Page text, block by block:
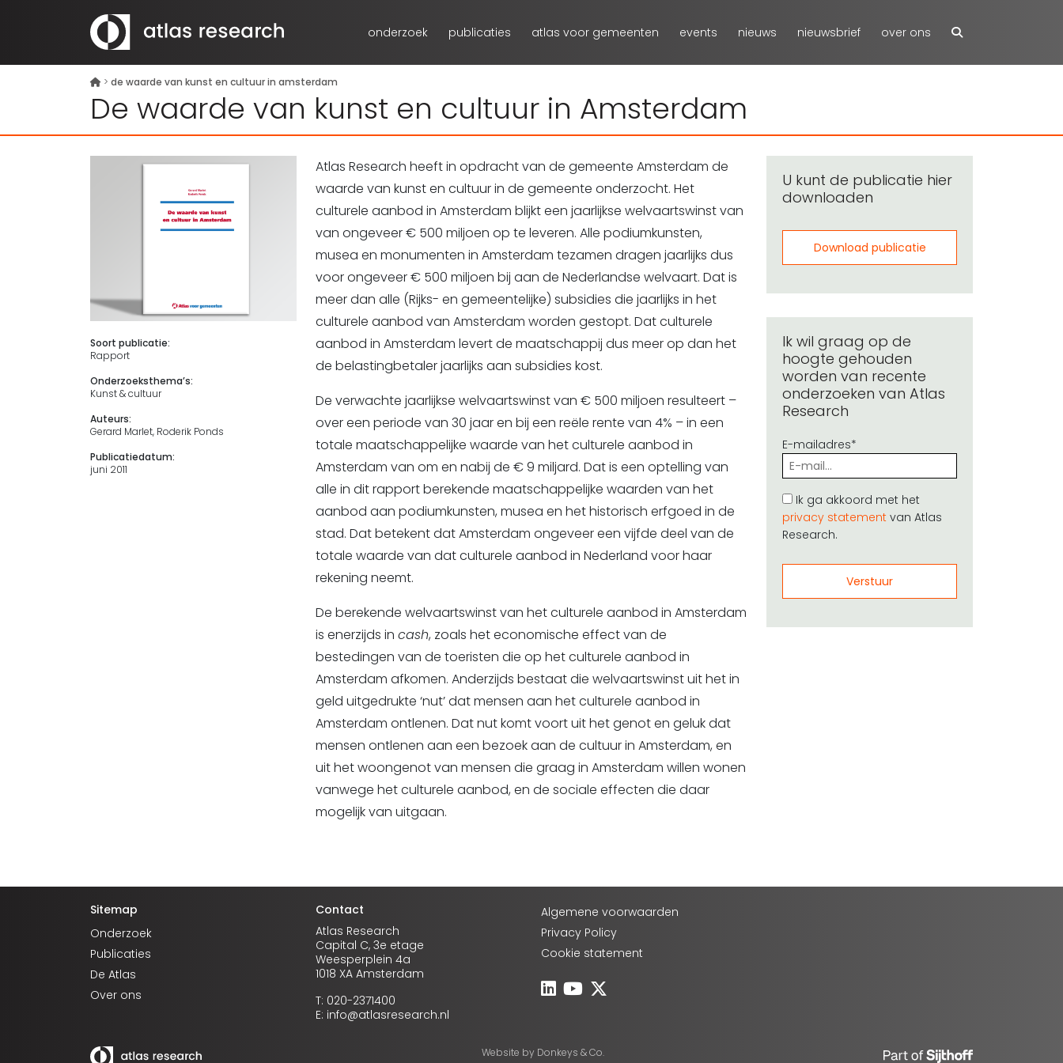
onderzoek publicaties atlas voor gemeenten events nieuws nieuwsbrief over ons
> de waarde van kunst en cultuur in amsterdam
De waarde van kunst en cultuur in Amsterdam
Soort publicatie:
Rapport
Onderzoeksthema’s:
Kunst & cultuur
Auteurs:
Gerard Marlet, Roderik Ponds
Publicatiedatum:
juni 2011
Atlas Research heeft in opdracht van de gemeente Amsterdam de
waarde van kunst en cultuur in de gemeente onderzocht. Het
culturele aanbod in Amsterdam blijkt een jaarlijkse welvaartswinst van
van ongeveer € 500 miljoen op te leveren. Alle podiumkunsten,
musea en monumenten in Amsterdam tezamen dragen jaarlijks dus
voor ongeveer € 500 miljoen bij aan de Nederlandse welvaart. Dat is
meer dan alle (Rijks- en gemeentelijke) subsidies die jaarlijks in het
culturele aanbod van Amsterdam worden gestopt. Dat culturele
aanbod in Amsterdam levert de maatschappij dus meer op dan het
de belastingbetaler jaarlijks aan subsidies kost.
De verwachte jaarlijkse welvaartswinst van € 500 miljoen resulteert –
over een periode van 30 jaar en bij een reële rente van 4% – in een
totale maatschappelijke waarde van het culturele aanbod in
Amsterdam van om en nabij de € 9 miljard. Dat is een optelling van
alle in dit rapport berekende maatschappelijke waarden van het
aanbod aan podiumkunsten, musea en het historisch erfgoed in de
stad. Dat betekent dat Amsterdam ongeveer een vijfde deel van de
totale waarde van dat culturele aanbod in Nederland voor haar
rekening neemt.
De berekende welvaartswinst van het culturele aanbod in Amsterdam
is enerzijds in cash, zoals het economische effect van de
bestedingen van de toeristen die op het culturele aanbod in
Amsterdam afkomen. Anderzijds bestaat die welvaartswinst uit het in
geld uitgedrukte ‘nut’ dat mensen aan het culturele aanbod in
Amsterdam ontlenen. Dat nut komt voort uit het genot en geluk dat
mensen ontlenen aan een bezoek aan de cultuur in Amsterdam, en
uit het woongenot van mensen die graag in Amsterdam willen wonen
vanwege het culturele aanbod, en de sociale effecten die daar
mogelijk van uitgaan.
U kunt de publicatie hier
downloaden
Download publicatie
Ik wil graag op de
hoogte gehouden
worden van recente
onderzoeken van Atlas
Research
E-mailadres*
Ik ga akkoord met het
privacy statement van Atlas
Research.
Sitemap
Onderzoek
Publicaties
De Atlas
Over ons
Contact
Atlas Research
Capital C, 3e etage
Weesperplein 4a
1018 XA Amsterdam
T: 020-2371400
E: info@atlasresearch.nl
Algemene voorwaarden
Privacy Policy
Cookie statement
Website by Donkeys & Co.